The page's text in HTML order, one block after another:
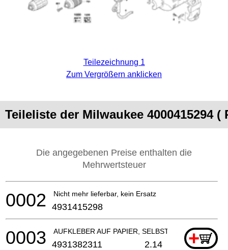
Teilezeichnung 1
Zum Vergrößern anklicken
Teileliste der Milwaukee 4000415294 (
Die angegebenen Preise enthalten die
Mehrwertsteuer
Nicht mehr lieferbar, kein Ersatz
0002 4931415298
AUFKLEBER AUF PAPIER, SELBSTKLEBEND
+
0003 4931382311 2.14